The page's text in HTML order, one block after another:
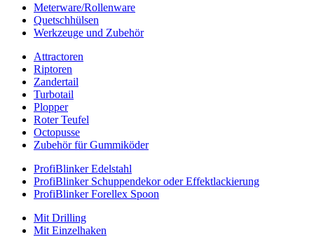
Meterware/Rollenware
Quetschhülsen
Werkzeuge und Zubehör
Attractoren
Riptoren
Zandertail
Turbotail
Plopper
Roter Teufel
Octopusse
Zubehör für Gummiköder
ProfiBlinker Edelstahl
ProfiBlinker Schuppendekor oder Effektlackierung
ProfiBlinker Forellex Spoon
Mit Drilling
Mit Einzelhaken